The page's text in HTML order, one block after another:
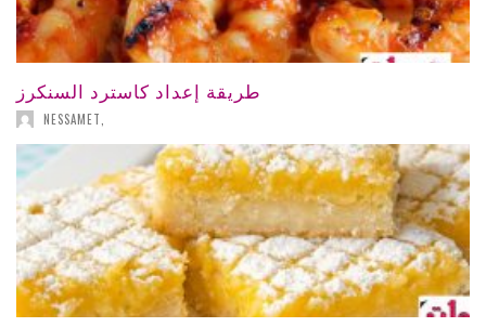
طريقة إعداد كاسترد السنكرز
NESSAMET